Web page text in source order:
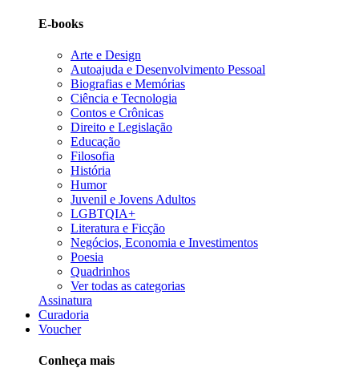
E-books
Arte e Design
Autoajuda e Desenvolvimento Pessoal
Biografias e Memórias
Ciência e Tecnologia
Contos e Crônicas
Direito e Legislação
Educação
Filosofia
História
Humor
Juvenil e Jovens Adultos
LGBTQIA+
Literatura e Ficção
Negócios, Economia e Investimentos
Poesia
Quadrinhos
Ver todas as categorias
Assinatura
Curadoria
Voucher
Conheça mais